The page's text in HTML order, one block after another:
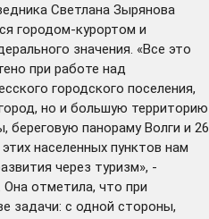
Светлана Зырянова
городом-курортом и
значения. «Все это
при работе над
городского поселения,
но и большую территорию
береговую панораму Волги и 26
населенных пунктов нам
через туризм», -
отметила, что при
задачи: с одной стороны,